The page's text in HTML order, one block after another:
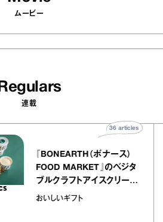
ムービー
Regulars
連載
『BONEARTH（ボナース）
FOOD MARKET』のベジタ
ブルクラフトアイスクリーム
｜真野知子の「おいしいギフ
おいしいギフト
36articles